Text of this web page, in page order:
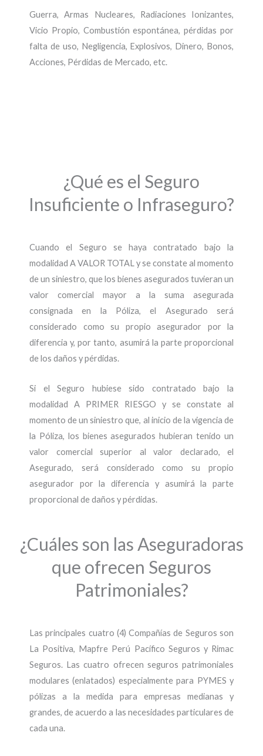
Guerra, Armas Nucleares, Radiaciones Ionizantes,
Vicio Propio, Combustión espontánea, pérdidas por
falta de uso, Negligencia, Explosivos, Dinero, Bonos,
Acciones, Pérdidas de Mercado, etc.
¿Qué es el Seguro
Insuficiente o Infraseguro?
Cuando el Seguro se haya contratado bajo la
modalidad A VALOR TOTAL y se constate al momento
de un siniestro, que los bienes asegurados tuvieran un
valor comercial mayor a la suma asegurada
consignada en la Póliza, el Asegurado será
considerado como su propio asegurador por la
diferencia y, por tanto, asumirá la parte proporcional
de los daños y pérdidas.
Si el Seguro hubiese sido contratado bajo la
modalidad A PRIMER RIESGO y se constate al
momento de un siniestro que, al inicio de la vigencia de
la Póliza, los bienes asegurados hubieran tenido un
valor comercial superior al valor declarado, el
Asegurado, será considerado como su propio
asegurador por la diferencia y asumirá la parte
proporcional de daños y pérdidas.
¿Cuáles son las Aseguradoras
que ofrecen Seguros
Patrimoniales?
Las principales cuatro (4) Compañías de Seguros son
La Positiva, Mapfre Perú Pacífico Seguros y Rimac
Seguros. Las cuatro ofrecen seguros patrimoniales
modulares (enlatados) especialmente para PYMES y
pólizas a la medida para empresas medianas y
grandes, de acuerdo a las necesidades particulares de
cada una.